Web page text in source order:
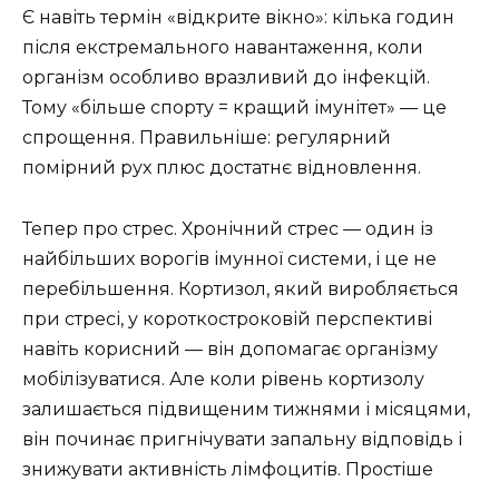
Є навіть термін «відкрите вікно»: кілька годин
після екстремального навантаження, коли
організм особливо вразливий до інфекцій.
Тому «більше спорту = кращий імунітет» — це
спрощення. Правильніше: регулярний
помірний рух плюс достатнє відновлення.
Тепер про стрес. Хронічний стрес — один із
найбільших ворогів імунної системи, і це не
перебільшення. Кортизол, який виробляється
при стресі, у короткостроковій перспективі
навіть корисний — він допомагає організму
мобілізуватися. Але коли рівень кортизолу
залишається підвищеним тижнями і місяцями,
він починає пригнічувати запальну відповідь і
знижувати активність лімфоцитів. Простіше